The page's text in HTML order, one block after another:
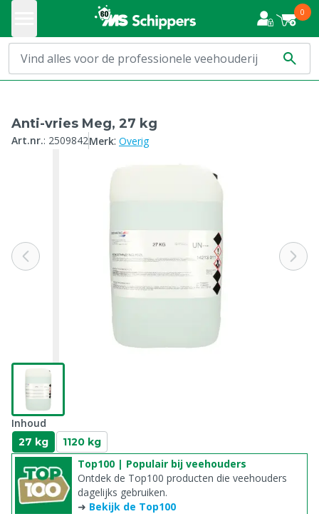
0
Anti-vries Meg, 27 kg
Art.nr.: 2509842Merk: Overig
Inhoud
27 kg 1120 kg
Top100 | Populair bij veehouders
Ontdek de Top100 producten die veehouders
dagelijks gebruiken.
➜ Bekijk de Top100